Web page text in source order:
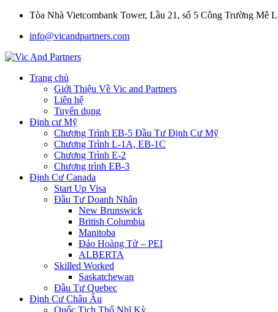
Tòa Nhà Vietcombank Tower, Lầu 21, số 5 Công Trường Mê
info@vicandpartners.com
Trang chủ
Giới Thiệu Về Vic and Partners
Liên hệ
Tuyển dụng
Định cư Mỹ
Chương Trình EB-5 Đầu Tư Định Cư Mỹ
Chương Trình L-1A, EB-1C
Chương Trình E-2
Chương trình EB-3
Định Cư Canada
Start Up Visa
Đầu Tư Doanh Nhân
New Brunswick
British Columbia
Manitoba
Đảo Hoàng Tử – PEI
ALBERTA
Skilled Worked
Saskatchewan
Đầu Tư Quebec
Định Cư Châu Âu
Quốc Tịch Thổ Nhĩ Kỳ